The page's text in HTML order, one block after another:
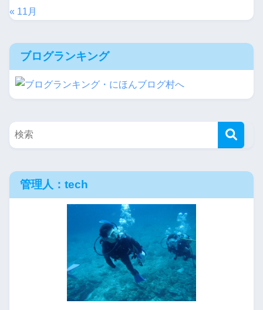
« 11月
ブログランキング
管理人：tech